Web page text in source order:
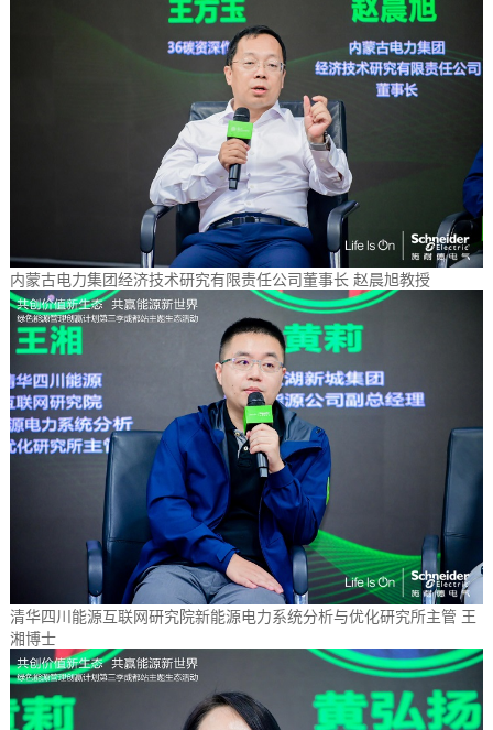
内蒙古电力集团经济技术研究有限责任公司董事长 赵晨旭教授
清华四川能源互联网研究院新能源电力系统分析与优化研究所主管 王
湘博士